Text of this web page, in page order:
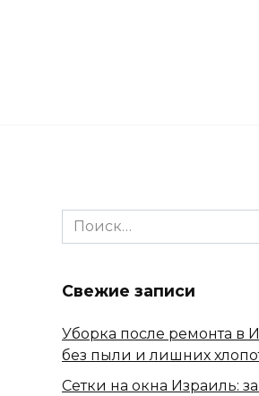
Search
for:
Свежие записи
Уборка после ремонта в
без пыли и лишних
Сетки на окна Израиль: